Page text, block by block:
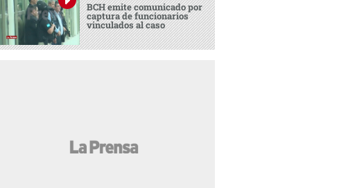
BCH emite comunicado por
captura de funcionarios
vinculados al caso